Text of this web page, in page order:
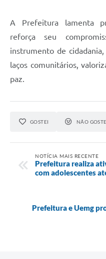
A Prefeitura lamenta
reforça seu
instrumento de
laços comunitários,
paz.
GOSTEI NÃO
NOTÍCIA MAIS RECENTE
Prefeitura realiza
com adolescentes
Prefeitura e Uemg